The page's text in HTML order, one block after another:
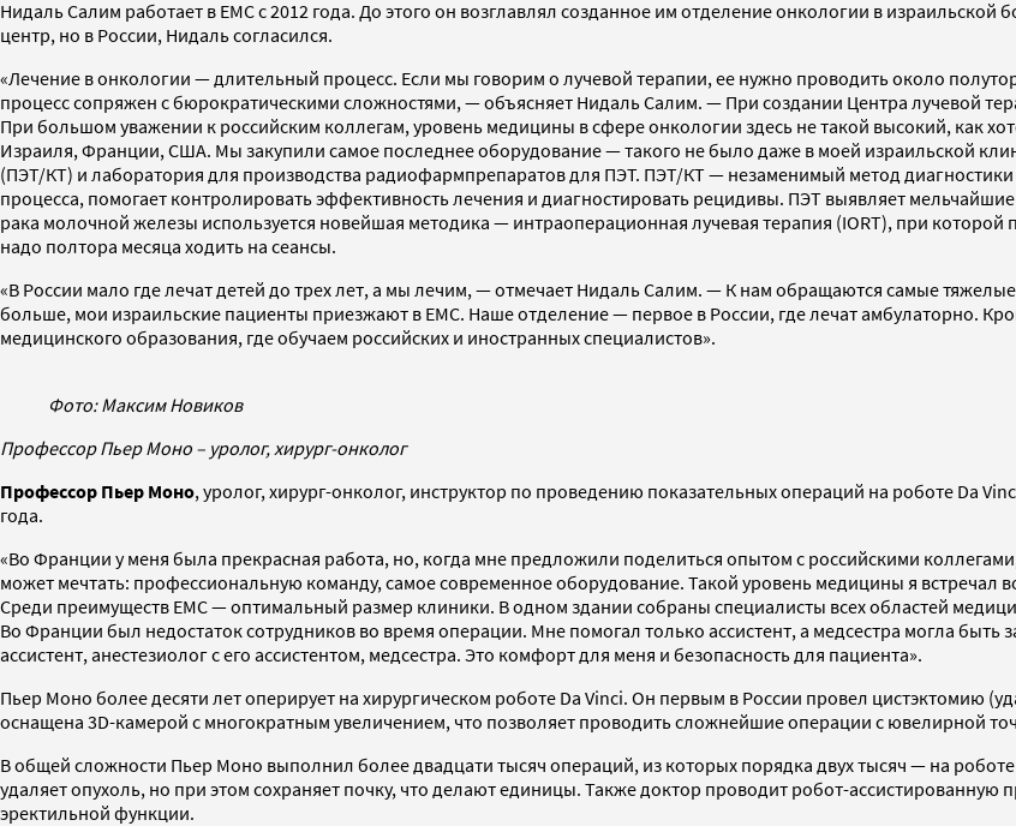
Нидаль Салим работает в ЕМС с 2012 года. До этого он возглавлял созданное им отделение онкологии в
центр, но в России, Нидаль согласился.
«Лечение в онкологии — длительный процесс. Если мы говорим о лучевой терапии, ее нужно проводить около
процесс сопряжен с бюрократическими сложностями, — объясняет Нидаль Салим. — При создании Центра лучевой
При большом уважении к российским коллегам, уровень медицины в сфере онкологии здесь не такой высокий, как
Израиля, Франции, США. Мы закупили самое последнее оборудование — такого не было даже в моей израильской
(ПЭТ/КТ) и лаборатория для производства радиофармпрепаратов для ПЭТ. ПЭТ/КТ — незаменимый метод
процесса, помогает контролировать эффективность лечения и диагностировать рецидивы. ПЭТ выявляет
рака молочной железы используется новейшая методика — интраоперационная лучевая терапия (IORT), при
надо полтора месяца ходить на сеансы.
«В России мало где лечат детей до трех лет, а мы лечим, — отмечает Нидаль Салим. — К нам обращаются самые
больше, мои израильские пациенты приезжают в ЕМС. Наше отделение — первое в России, где лечат амбулаторно.
медицинского образования, где обучаем российских и иностранных специалистов».
Фото: Максим Новиков
Профессор Пьер Моно – уролог, хирург-онколог
Профессор Пьер Моно, уролог, хирург-онколог, инструктор по проведению показательных операций на роботе Da
года.
«Во Франции у меня была прекрасная работа, но, когда мне предложили поделиться опытом с российскими
может мечтать: профессиональную команду, самое современное оборудование. Такой уровень медицины я
Среди преимуществ ЕМС — оптимальный размер клиники. В одном здании собраны специалисты всех областей
Во Франции был недостаток сотрудников во время операции. Мне помогал только ассистент, а медсестра могла быть
ассистент, анестезиолог с его ассистентом, медсестра. Это комфорт для меня и безопасность для пациента».
Пьер Моно более десяти лет оперирует на хирургическом роботе Da Vinci. Он первым в России провел цистэктомию
оснащена 3D-камерой с многократным увеличением, что позволяет проводить сложнейшие операции с ювелирной
В общей сложности Пьер Моно выполнил более двадцати тысяч операций, из которых порядка двух тысяч — на
удаляет опухоль, но при этом сохраняет почку, что делают единицы. Также доктор проводит робот-
эректильной функции.